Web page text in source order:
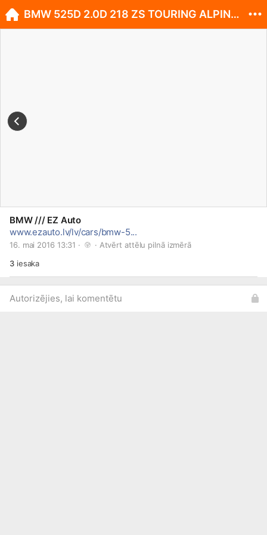
BMW /// EZ Auto
www.ezauto.lv/lv/cars/bmw-5...
16. mai 2016 13:31 · · Atvērt attēlu pilnā izmērā
3iesaka
Autorizējies, lai komentētu
BMW 525D 2.0D 218 ZS TOURING ALPINWEISS 3